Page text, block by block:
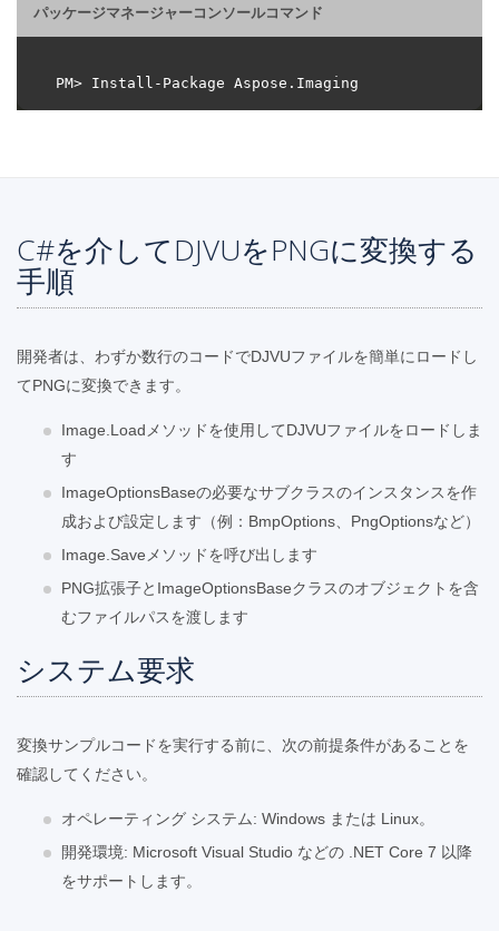
パッケージマネージャーコンソールコマンド
C#を介してDJVUをPNGに変換する
手順
開発者は、わずか数行のコードでDJVUファイルを簡単にロードし
てPNGに変換できます。
Image.Loadメソッドを使用してDJVUファイルをロードしま
す
ImageOptionsBaseの必要なサブクラスのインスタンスを作
成および設定します（例：BmpOptions、PngOptionsなど）
Image.Saveメソッドを呼び出します
PNG拡張子とImageOptionsBaseクラスのオブジェクトを含
むファイルパスを渡します
システム要求
変換サンプルコードを実行する前に、次の前提条件があることを
確認してください。
オペレーティング システム: Windows または Linux。
開発環境: Microsoft Visual Studio などの .NET Core 7 以降
をサポートします。